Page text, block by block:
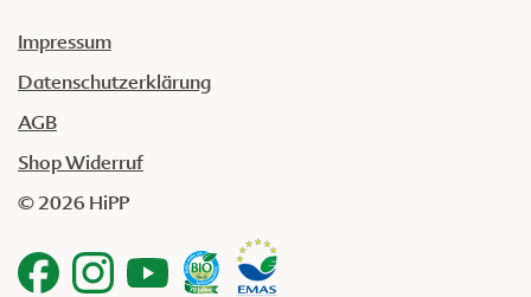
Impressum
Datenschutzerklärung
AGB
Shop Widerruf
© 2026 HiPP